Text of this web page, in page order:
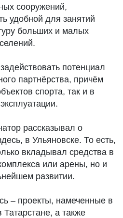
сооружений,
удобной для занятий
больших и малых
потенциал
партнёрства, причём
спорта, так и в
рассказывал о
в Ульяновске. То есть,
вкладывал средства в
или арены, но и
развитии.
– проекты, намеченные в
а также